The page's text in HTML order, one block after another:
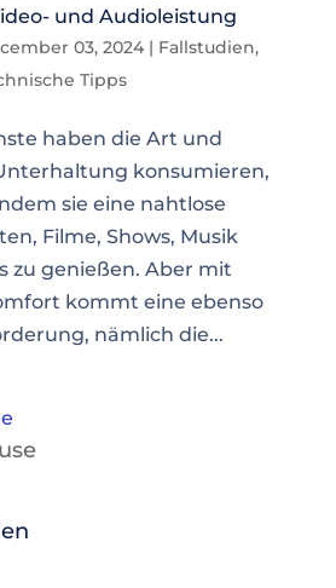
und Audioleistung
03, 2024| Fallstudien,
Tipps
haben die Art und
konsumieren,
sie eine nahtlose
Filme, Shows, Musik
zu genießen. Aber mit
kommt eine ebenso
nämlich die...